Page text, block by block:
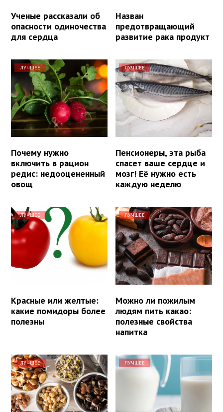
Ученые рассказали об
опасности одиночества
для сердца
Назван
предотвращающий
развитие рака продукт
ЛУЧШЕЕ
Почему нужно
включить в рацион
редис: недооцененный
овощ
ЛУЧШЕЕ
Пенсионеры, эта рыба
спасет ваше сердце и
мозг! Её нужно есть
каждую неделю
ЛУЧШЕЕ
Красные или желтые:
какие помидоры более
полезны
ЛУЧШЕЕ
Можно ли пожилым
людям пить какао:
полезные свойства
напитка
ЛУЧШЕЕ ЛУЧШЕЕ